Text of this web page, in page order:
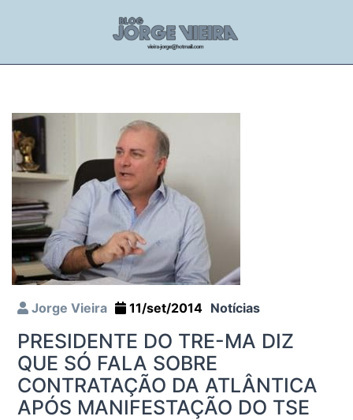
Jorge Vieira 11/set/2014 Notícias
PRESIDENTE DO TRE-MA DIZ
QUE SÓ FALA SOBRE
CONTRATAÇÃO DA ATLÂNTICA
APÓS MANIFESTAÇÃO DO TSE